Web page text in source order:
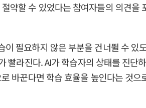
약할 수 있었다는 참여자들의 의견을
필요하지 않은 부분을 건너뛸 수 있
빨라진다. AI가 학습자의 상태를 진단
바꾼다면 학습 효율을 높인다는 것으